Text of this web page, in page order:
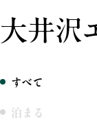
大井沢
すべて
泊まる